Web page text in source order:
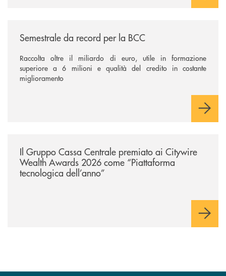
Semestrale da record per la BCC
Raccolta oltre il miliardo di euro, utile in formazione
superiore a 6 milioni e qualità del credito in costante
miglioramento
Il Gruppo Cassa Centrale premiato ai Citywire
Wealth Awards 2026 come “Piattaforma
tecnologica dell’anno”